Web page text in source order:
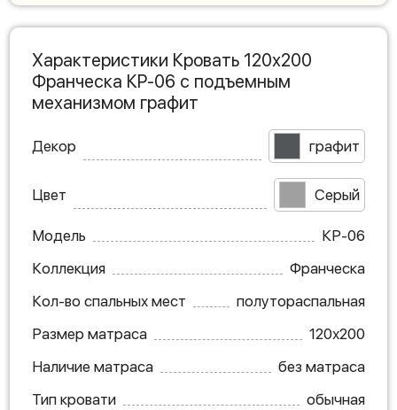
Характеристики Кровать 120х200
Франческа КР-06 с подъемным
механизмом графит
Декор графит
Цвет Серый
Модель
КР-06
Коллекция
Франческа
Кол-во спальных мест
полутораспальная
Размер матраса
120х200
Наличие матраса
без матраса
Тип кровати
обычная